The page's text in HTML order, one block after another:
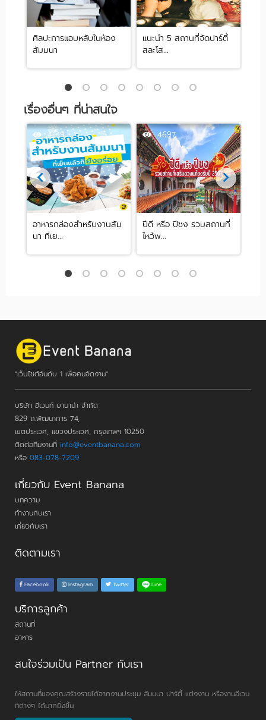
ศิลปะการแอบหลับในห้อง
สัมมนา
แนะนำ 5 สถานที่จัดปาร์ตี้
สละโส...
เรื่องอื่นๆ ที่น่าสนใจ
4619
อาหารกล่องสำหรับงานสัม
นา ที่เย...
4697
ปีดี หรือ ปีชง รวมสถานที่
ไหว้พ...
"เว็บไซต์อันดับ 1 เพื่อคนจัดงาน"
บริษัท อีเวนท์ บานาน่า จำกัด
829 ถ.พัฒนาการ 74,
เขตประเวศ, แขวงประเวศ, กรุงเทพฯ 10250
ติดต่อทีมงานที่ info@eventbanana.com
หรือ 083-078-7209
เกี่ยวกับ Event Banana
บทความ
ทำงานกับเรา
เกี่ยวกับเรา
ติดตามเรา
Facebook Instagram Twitter Line
บริการลูกค้า
สถานที่
อาหาร
สนใจร่วมเป็น Partner กับเรา
ให้สถานที่ของคุณสร้างรายได้จากงานประชุม สัมมนา ปาร์ตี้ แต่งงาน หรืองานอีเวน
ท์ต่างๆ ได้มากยิ่งขึ้น